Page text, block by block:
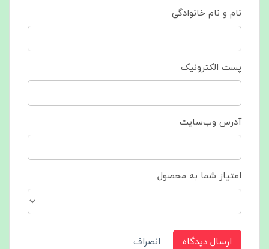
نام و نام خانوادگی
پست الکترونیک
آدرس وب‌سایت
امتیاز شما به محصول
ارسال دیدگاه انصراف